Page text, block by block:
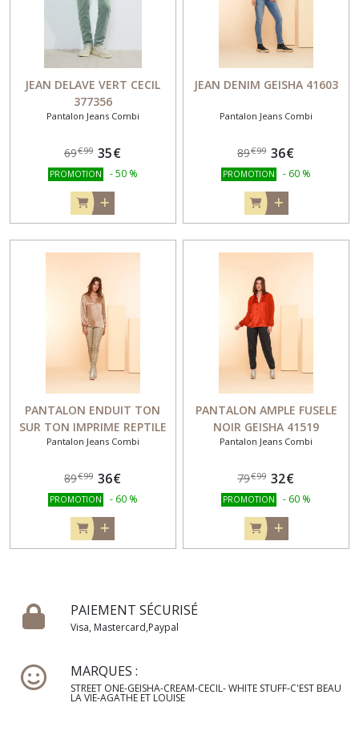
JEAN DELAVE VERT CECIL
377356
Pantalon Jeans Combi
69€99 35€
PROMOTION -50 %
JEAN DENIM GEISHA 41603
Pantalon Jeans Combi
89€99 36€
PROMOTION - 60 %
PANTALON ENDUIT TON
SUR TON IMPRIME REPTILE
GEISHA 41538
Pantalon Jeans Combi
89€99 36€
PROMOTION - 60 %
PANTALON AMPLE FUSELE
NOIR GEISHA 41519
Pantalon Jeans Combi
79€99 32€
PROMOTION - 60 %
PAIEMENT SÉCURISÉ
Visa, Mastercard,Paypal
MARQUES :
STREET ONE-GEISHA-CREAM-CECIL- WHITE STUFF-C'EST BEAU
LA VIE-AGATHE ET LOUISE